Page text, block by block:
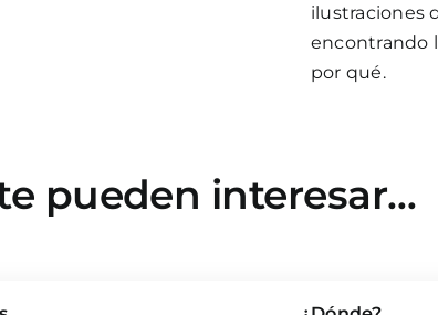
ilustraciones
encontrando
por qué.
pueden interesar…